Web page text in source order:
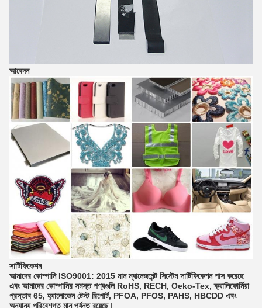
আবেদন
সার্টিফিকেশন
আমাদের কোম্পানি ISO9001: 2015 মান ম্যানেজমেন্ট সিস্টেম সার্টিফিকেশন পাস করেছে
এবং আমাদের কোম্পানির সমস্ত পণ্যগুলি RoHS, RECH, Oeko-Tex, ক্যালিফোর্নিয়া
প্রস্তাব 65, হ্যালোজেন টেস্ট রিপোর্ট, PFOA, PFOS, PAHS, HBCDD এবং
অন্যান্য পরিবেশগত মান পর্যন্ত রয়েছে।